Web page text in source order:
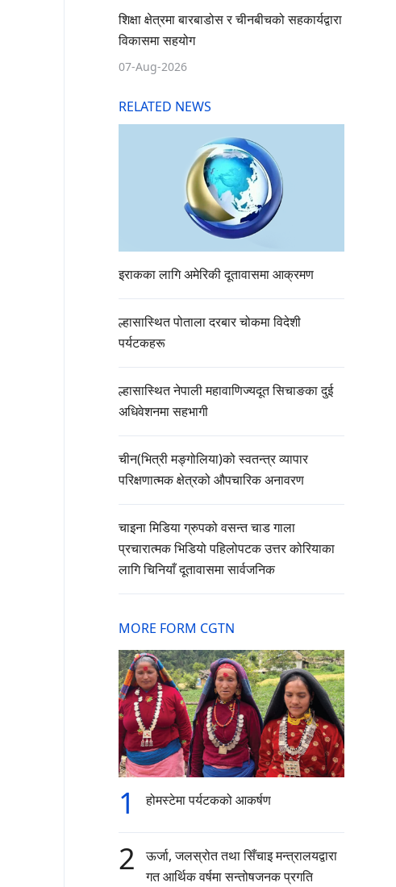
शिक्षा क्षेत्रमा बारबाडोस र चीनबीचको सहकार्यद्वारा
विकासमा सहयोग
07-Aug-2026
RELATED NEWS
इराकका लागि अमेरिकी दूतावासमा आक्रमण
ल्हासास्थित पोताला दरबार चोकमा विदेशी
पर्यटकहरू
ल्हासास्थित नेपाली महावाणिज्यदूत सिचाङका दुई
अधिवेशनमा सहभागी
चीन(भित्री मङ्गोलिया)को स्वतन्त्र व्यापार
परिक्षणात्मक क्षेत्रको औपचारिक अनावरण
चाइना मिडिया ग्रुपको वसन्त चाड गाला
प्रचारात्मक भिडियो पहिलोपटक उत्तर कोरियाका
लागि चिनियाँ दूतावासमा सार्वजनिक
MORE FORM CGTN
1 होमस्टेमा पर्यटकको आकर्षण
2
ऊर्जा, जलस्रोत तथा सिँचाइ मन्त्रालयद्वारा
गत आर्थिक वर्षमा सन्तोषजनक प्रगति